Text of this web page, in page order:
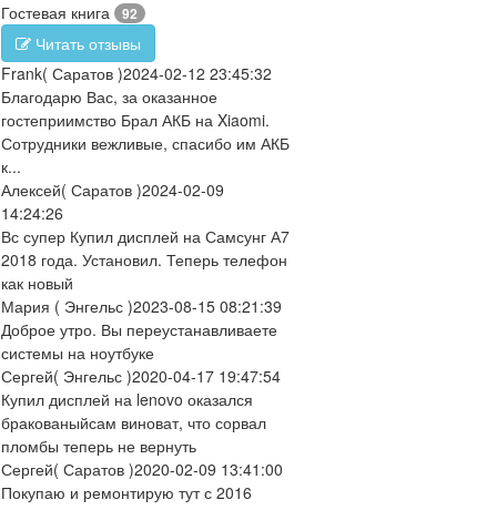
Гостевая книга
92
Читать отзывы
Frank( Саратов )2024-02-12 23:45:32
Благодарю Вас, за оказанное
гостеприимство Брал АКБ на Xiaomi.
Сотрудники вежливые, спасибо им АКБ
к...
Алексей( Саратов )2024-02-09
14:24:26
Вс супер Купил дисплей на Самсунг А7
2018 года. Установил. Теперь телефон
как новый
Мария ( Энгельс )2023-08-15 08:21:39
Доброе утро. Вы переустанавливаете
системы на ноутбуке
Сергей( Энгельс )2020-04-17 19:47:54
Купил дисплей на lenovo оказался
бракованыйсам виноват, что сорвал
пломбы теперь не вернуть
Сергей( Саратов )2020-02-09 13:41:00
Покупаю и ремонтирую тут с 2016